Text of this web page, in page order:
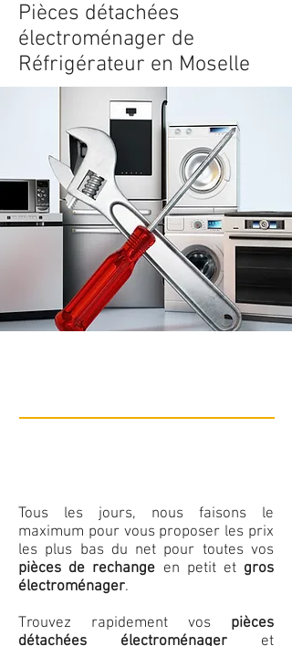
Pièces détachées
électroménager de
Réfrigérateur en Moselle
Tous les jours, nous faisons le
maximum pour vous proposer les prix
les plus bas du net pour toutes vos
pièces de rechange en petit et gros
électroménager.
Trouvez rapidement vos pièces
détachées électroménager et